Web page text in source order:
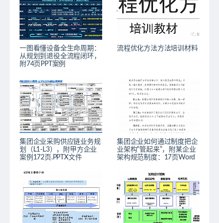
一图看懂设备全生命周期：
从规划到退役全流程闭环，
附74页PPT案例
流程优化方法方法培训材料
集团企业采购供应链业务规
划（L1-L3），附甲方企业
案例172页.PPTX文件
集团企业如何通过制度把企
业架构“管起来”，附某企业
架构规范制度：17页Word